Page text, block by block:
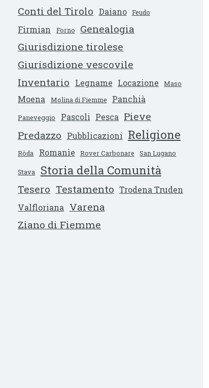
Conti del Tirolo Daiano Feudo
Firmian Forno
Genealogia
Giurisdizione tirolese
Giurisdizione vescovile
Inventario
Legname Locazione Maso
Moena Molina di Fiemme Panchià
Paneveggio Pascoli Pesca Pieve
Predazzo
Pubblicazioni Religione
Ròda Romanìe Rover Carbonare San Lugano
Stava Storia della Comunità
Tesero Testamento Trodena Truden
Valfloriana
Varena
Ziano di Fiemme